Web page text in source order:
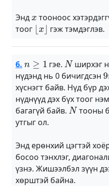
Энд
тооноос
тоог
⌊ x⌋
гэж тэмдэглэв.
6. гэе.
N
ширхэг
нүдэнд нь 0 бичигдсэн
9
хүснэгт байв. Нүд бүр
нүднүүд дэх бүх тоог
багагүй байв.
N
тооны
утгыг ол.
Энд ерөнхий цэгтэй
босоо тэнхлэг,
үзнэ. Жишээлбэл зүүн
хөрштэй байна.